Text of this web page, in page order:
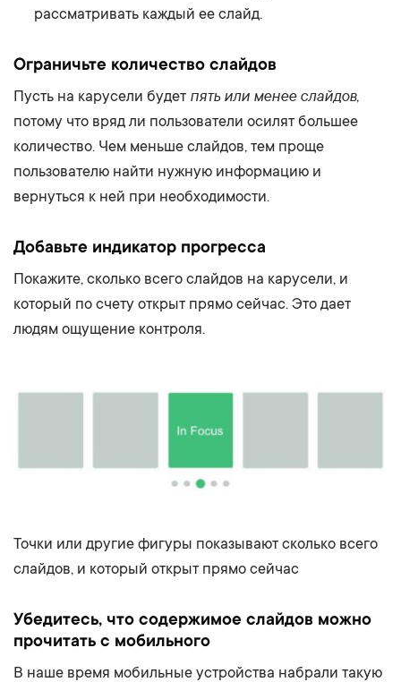
рассматривать каждый ее слайд.
Ограничьте количество слайдов
Пусть на карусели будет пять или менее слайдов,
потому что вряд ли пользователи осилят большее
количество. Чем меньше слайдов, тем проще
пользователю найти нужную информацию и
вернуться к ней при необходимости.
Добавьте индикатор прогресса
Покажите, сколько всего слайдов на карусели, и
который по счету открыт прямо сейчас. Это дает
людям ощущение контроля.
Точки или другие фигуры показывают сколько всего
слайдов, и который открыт прямо сейчас
Убедитесь, что содержимое слайдов можно
прочитать с мобильного
В наше время мобильные устройства набрали такую